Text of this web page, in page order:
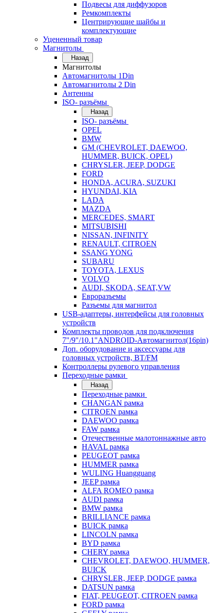
Подвесы для диффузоров
Ремкомплекты
Центрирующие шайбы и
комплектующие
Уцененный товар
Магнитолы
Назад
Магнитолы
Автомагнитолы 1Din
Автомагнитолы 2 Din
Антенны
ISO- разъёмы
Назад
ISO- разъёмы
OPEL
BMW
GM (CHEVROLET, DAEWOO,
HUMMER, BUICK, OPEL)
CHRYSLER, JEEP, DODGE
FORD
HONDA, ACURA, SUZUKI
HYUNDAI, KIA
LADA
MAZDA
MERCEDES, SMART
MITSUBISHI
NISSAN, INFINITY
RENAULT, CITROEN
SSANG YONG
SUBARU
TOYOTA, LEXUS
VOLVO
AUDI, SKODA, SEAT,VW
Евроразъемы
Разъемы для магнитол
USB-адаптеры, интерфейсы для головных
устройств
Комплекты проводов для подключения
7"/9"/10.1"ANDROID-Автомагнитол(16pin)
Доп. оборудование и аксессуары для
головных устройств, BT/FM
Контроллеры рулевого управления
Переходные рамки
Назад
Переходные рамки
CHANGAN рамка
CITROEN рамка
DAEWOO рамка
FAW рамка
Отечественные малотоннажные авто
HAVAL рамка
PEUGEOT рамка
HUMMER рамка
WULING Huangguang
JEEP рамка
ALFA ROMEO рамка
AUDI рамка
BMW рамка
BRILLIANCE рамка
BUICK рамка
LINCOLN рамка
BYD рамка
CHERY рамка
CHEVROLET, DAEWOO, HUMMER,
BUICK
CHRYSLER, JEEP, DODGE рамка
DATSUN рамка
FIAT, PEUGEOT, CITROEN рамка
FORD рамка